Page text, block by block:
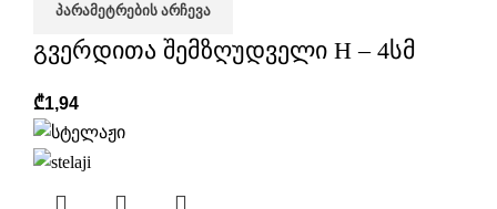
ᲞᲐᲠᲐᲛᲔᲢᲠᲔᲑᲘᲡ ᲐᲠᲩᲔᲕᲐ
გვერდითა შემზღუდველი H – 4სმ
₾1,94